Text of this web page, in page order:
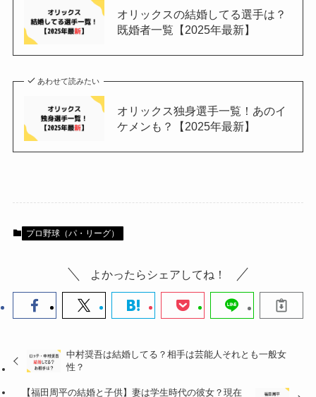
オリックスの結婚してる選手は？
既婚者一覧【2025年最新】
あわせて読みたい
オリックス独身選手一覧！あのイ
ケメンも？【2025年最新】
プロ野球（パ・リーグ）
よかったらシェアしてね！
中村奨吾は結婚してる？相手は芸能人それとも一般女
性？
【福田周平の結婚と子供】妻は学生時代の彼女？現在